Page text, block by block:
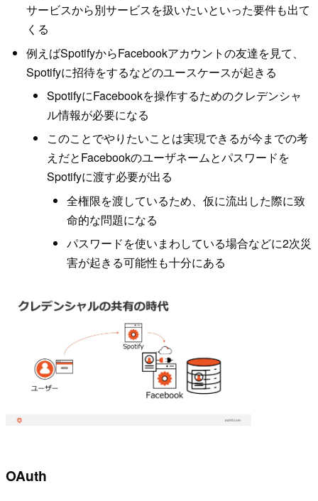
サービスから別サービスを扱いたいといった要件も出て
くる
例えばSpotifyからFacebookアカウントの友達を見て、
Spotifyに招待をするなどのユースケースが起きる
SpotifyにFacebookを操作するためのクレデンシャ
ル情報が必要になる
このことでやりたいことは実現できるが今までの考
えだとFacebookのユーザネームとパスワードを
Spotifyに渡す必要が出る
全権限を渡しているため、仮に流出した際に致
命的な問題になる
パスワードを使いまわしている場合などに2次災
害が起きる可能性も十分にある
OAuth